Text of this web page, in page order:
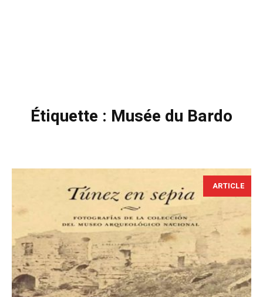
Étiquette : Musée du Bardo
ARTICLE